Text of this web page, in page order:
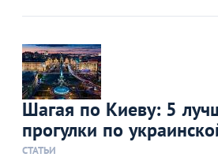
Шагая по Киеву: 5
прогулки по
СТАТЬИ